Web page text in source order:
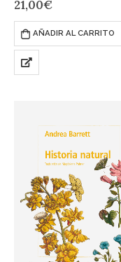
fin, a lo fantástico. Edición
definitiva…
21,00€
AÑADIR AL CARRITO